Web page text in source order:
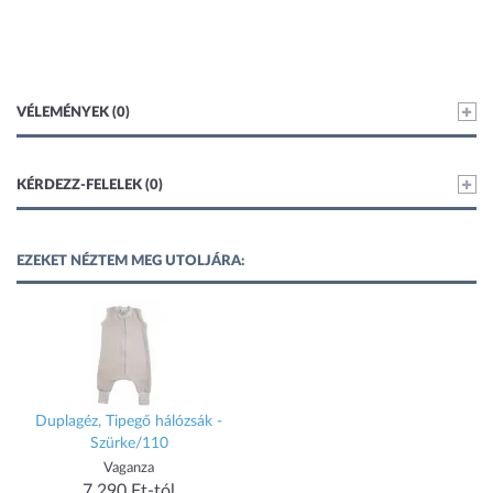
VÉLEMÉNYEK (0)
KÉRDEZZ-FELELEK (0)
EZEKET NÉZTEM MEG UTOLJÁRA:
Duplagéz, Tipegő hálózsák -
Szürke/110
Vaganza